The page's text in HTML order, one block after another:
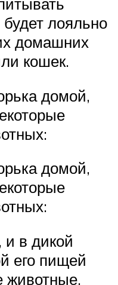
будет лояльно
домашних
кошек.
домой,
домой,
в дикой
его пищей
животные.